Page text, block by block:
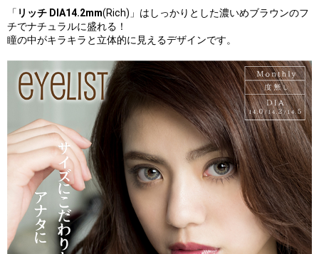
「 リッチ DIA14.2mm(Rich)」はしっかりとした濃いめブラウンのフ
チでナチュラルに盛れる！
瞳の中がキラキラと立体的に見えるデザインです。